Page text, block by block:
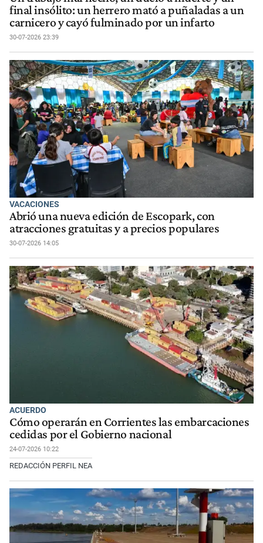
final insólito: un herrero mató a puñaladas a un
carnicero y cayó fulminado por un infarto
30-07-2026 23:39
VACACIONES
Abrió una nueva edición de Escopark, con
atracciones gratuitas y a precios populares
30-07-2026 14:05
ACUERDO
Cómo operarán en Corrientes las embarcaciones
cedidas por el Gobierno nacional
24-07-2026 10:22
REDACCIÓN PERFIL NEA